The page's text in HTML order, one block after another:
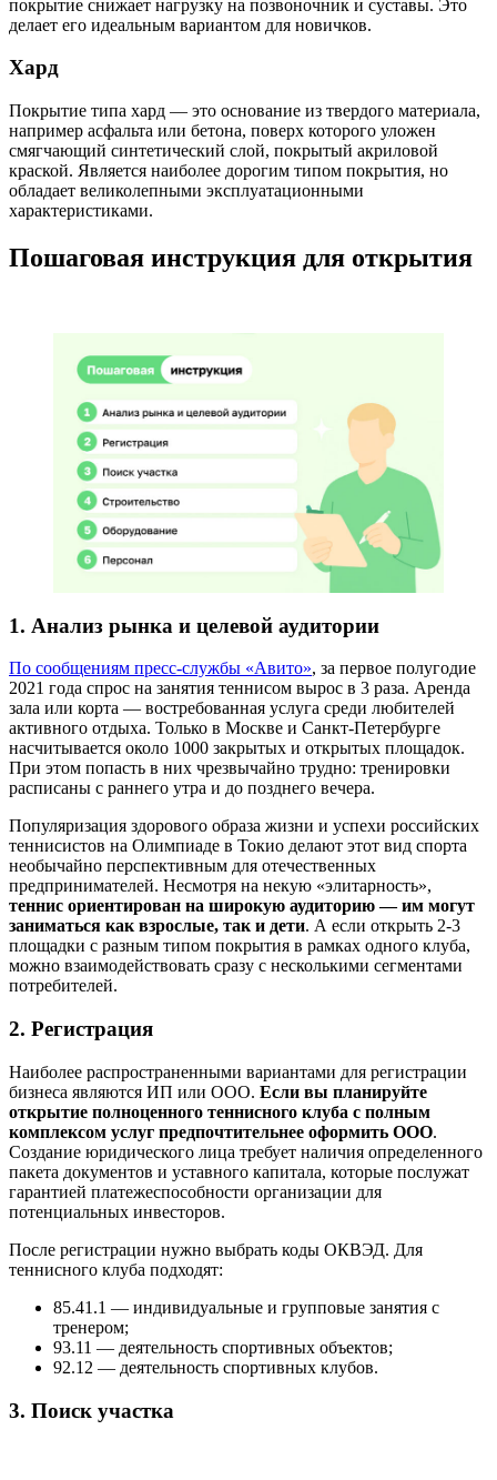
покрытие снижает нагрузку на позвоночник и суставы. Это
делает его идеальным вариантом для новичков.
Хард
Покрытие типа хард — это основание из твердого материала,
например асфальта или бетона, поверх которого уложен
смягчающий синтетический слой, покрытый акриловой
краской. Является наиболее дорогим типом покрытия, но
обладает великолепными эксплуатационными
характеристиками.
Пошаговая инструкция для открытия
1. Анализ рынка и целевой аудитории
По сообщениям пресс-службы «Авито», за первое полугодие
2021 года спрос на занятия теннисом вырос в 3 раза. Аренда
зала или корта — востребованная услуга среди любителей
активного отдыха. Только в Москве и Санкт-Петербурге
насчитывается около 1000 закрытых и открытых площадок.
При этом попасть в них чрезвычайно трудно: тренировки
расписаны с раннего утра и до позднего вечера.
Популяризация здорового образа жизни и успехи российских
теннисистов на Олимпиаде в Токио делают этот вид спорта
необычайно перспективным для отечественных
предпринимателей. Несмотря на некую «элитарность»,
теннис ориентирован на широкую аудиторию — им могут
заниматься как взрослые, так и дети. А если открыть 2-3
площадки с разным типом покрытия в рамках одного клуба,
можно взаимодействовать сразу с несколькими сегментами
потребителей.
2. Регистрация
Наиболее распространенными вариантами для регистрации
бизнеса являются ИП или ООО. Если вы планируйте
открытие полноценного теннисного клуба с полным
комплексом услуг предпочтительнее оформить ООО.
Создание юридического лица требует наличия определенного
пакета документов и уставного капитала, которые послужат
гарантией платежеспособности организации для
потенциальных инвесторов.
После регистрации нужно выбрать коды ОКВЭД. Для
теннисного клуба подходят:
85.41.1 — индивидуальные и групповые занятия с
тренером;
93.11 — деятельность спортивных объектов;
92.12 — деятельность спортивных клубов.
3. Поиск участка